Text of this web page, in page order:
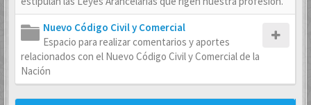
Nuevo Código Civil y Comercial
Espacio para realizar comentarios y aportes
relacionados con el Nuevo Código Civil y Comercial de la
Nación